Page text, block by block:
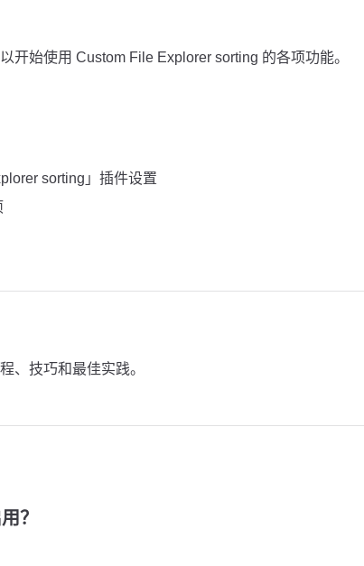
开始使用 Custom File Explorer sorting 的各项功能。
sorting」插件设置
、技巧和最佳实践。
？